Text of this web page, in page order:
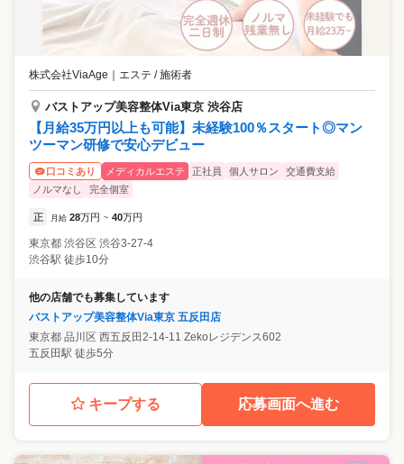
株式会社ViaAge エステ / 施術者
バストアップ美容整体Via東京 渋谷店
【月給35万円以上も可能】未経験100％スタート◎マン
ツーマン研修で安心デビュー
口コミあり メディカルエステ 正社員 個人サロン
交通費支給
ノルマなし
完全個室
正 月給 28万円 ~ 40万円
東京都 渋谷区 渋谷3-27-4
渋谷駅 徒歩10分
他の店舗でも募集しています
バストアップ美容整体Via東京 五反田店
東京都 品川区 西五反田2-14-11 Zekoレジデンス602
五反田駅 徒歩5分
キープする 応募画面へ進む